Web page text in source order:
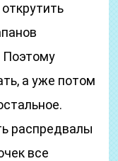
Поэтому
а уже потом
распредвалы
все